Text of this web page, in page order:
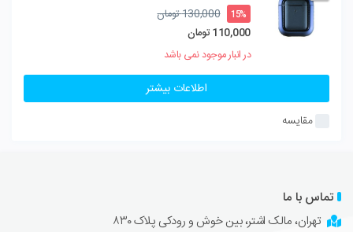
15%
130,000تومانقیمت
110,000 تومان
قیمت
110,000 تومان
است.
در انبار موجود نمی باشد
اطلاعات بیشتر
مقایسه
تماس با ما
تهران، مالک اشتر، بین خوش و رودکی پلاک ۸۳۰